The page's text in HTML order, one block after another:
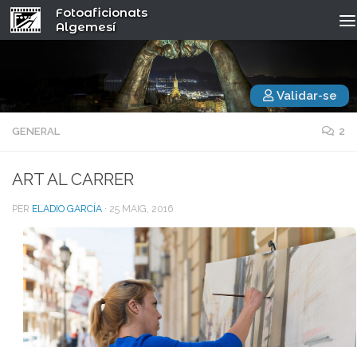
Fotoaficionats
Algemesí
Validar-se
GENERAL 2
ART AL CARRER
PER ELADIO GARCÍA · 25 MAIG, 2016